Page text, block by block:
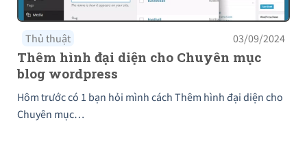
Thủ thuật 03/09/2024
Thêm hình đại diện cho Chuyên mục
blog wordpress
Hôm trước có 1 bạn hỏi mình cách Thêm hình đại diện cho
Chuyên mục…